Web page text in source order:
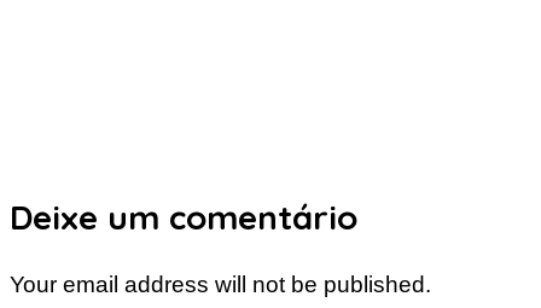
Deixe um comentário
Your email address will not be published.